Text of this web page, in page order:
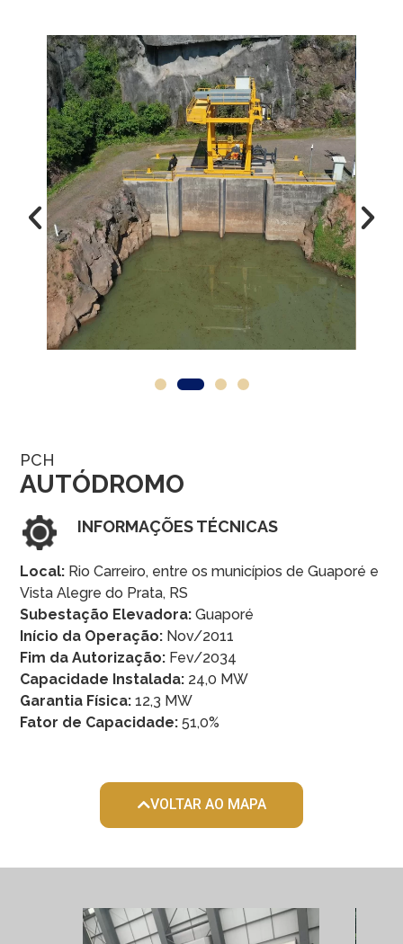
PCH
AUTÓDROMO
INFORMAÇÕES TÉCNICAS
Local: Rio Carreiro, entre os municípios de Guaporé e
Vista Alegre do Prata, RS
Subestação Elevadora: Guaporé
Início da Operação: Nov/2011
Fim da Autorização: Fev/2034
Capacidade Instalada: 24,0 MW
Garantia Física: 12,3 MW
Fator de Capacidade: 51,0%
VOLTAR AO MAPA